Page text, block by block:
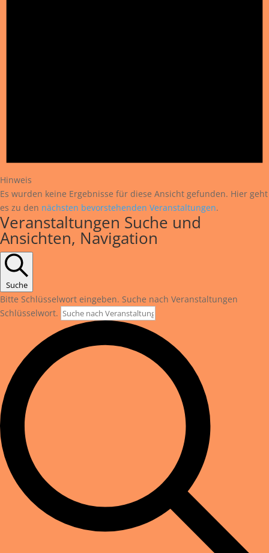
Hinweis
Es wurden keine Ergebnisse für diese Ansicht gefunden. Hier geht
es zu den nächsten bevorstehenden Veranstaltungen.
Veranstaltungen Suche und
Ansichten, Navigation
Suche
Bitte Schlüsselwort eingeben. Suche nach Veranstaltungen
Schlüsselwort.